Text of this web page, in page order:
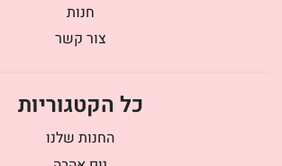
חנות
צור קשר
כל הקטגוריות
החנות שלנו